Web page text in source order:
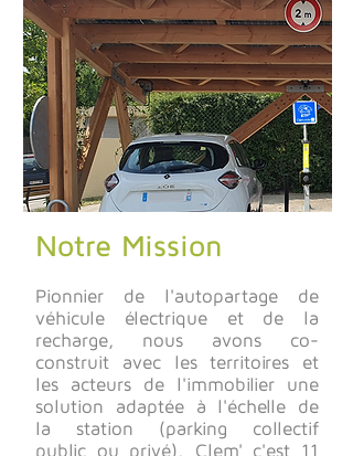
Notre Mission
Pionnier de l'autopartage de
véhicule électrique et de la
recharge, nous avons co-
construit avec les territoires et
les acteurs de l'immobilier une
solution adaptée à l'échelle de
la station (parking collectif
public ou privé). Clem' c'est 11